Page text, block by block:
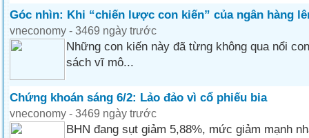
Góc nhìn: Khi “chiến lược con kiến” của ngân hàng
vneconomy - 3469 ngày trước
Những con kiến này đã từng không qua nổi
sách vĩ mô...
Chứng khoán sáng 6/2: Lảo đảo vì cổ phiếu bia
vneconomy - 3469 ngày trước
BHN đang sụt giảm 5,88%, mức giảm mạnh